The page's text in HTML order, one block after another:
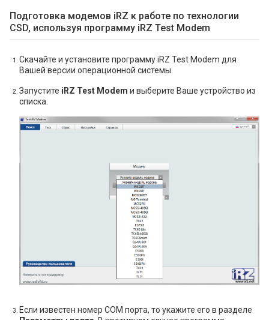
Подготовка модемов iRZ к работе по технологии
CSD, используя программу iRZ Test Modem
Скачайте и установите программу iRZ Test Modem для
Вашей версии операционной системы.
Запустите iRZ Test Modem и выберите Ваше устройство из
списка.
Если известен номер COM порта, то укажите его в разделе